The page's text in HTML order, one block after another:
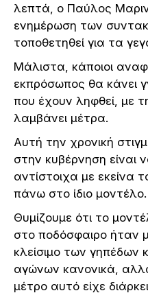
λεπτά, ο Παύλος
ενημέρωση των
τοποθετηθεί για τα
Μάλιστα, κάποιοι
εκπρόσωπος θα κάνει
που έχουν ληφθεί, με
λαμβάνει μέτρα.
Αυτή την χρονική
στην κυβέρνηση είναι
αντίστοιχα με εκείνα
πάνω στο ίδιο μοντέλο.
Θυμίζουμε ότι το
στο ποδόσφαιρο ήταν
κλείσιμο των γηπέδων
αγώνων κανονικά,
μέτρο αυτό είχε